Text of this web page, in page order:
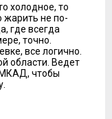
холодное, то
жарить не по-
где всегда
точно.
все логично.
области. Ведет
МКАД, чтобы